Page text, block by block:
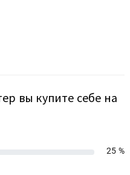
вы купите себе на
25 %